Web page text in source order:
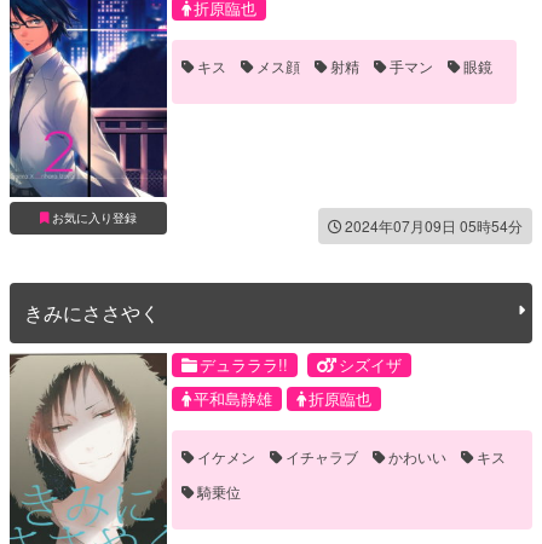
お気に入り登録
折原臨也
キス メス顔 射精 手マン 眼鏡
2024年07月09日 05時54分
きみにささやく
デュラララ!!
シズイザ
平和島静雄
折原臨也
イケメン イチャラブ かわいい
キス
騎乗位